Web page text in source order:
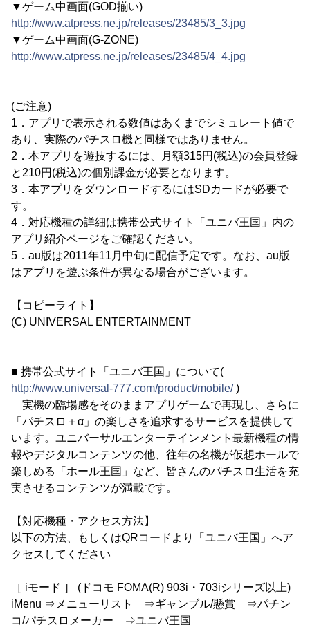
▼ゲーム中画面(GOD揃い)
http://www.atpress.ne.jp/releases/23485/3_3.jpg
▼ゲーム中画面(G-ZONE)
http://www.atpress.ne.jp/releases/23485/4_4.jpg
(ご注意)
1．アプリで表示される数値はあくまでシミュレート値で
あり、実際のパチスロ機と同様ではありません。
2．本アプリを遊技するには、月額315円(税込)の会員登録
と210円(税込)の個別課金が必要となります。
3．本アプリをダウンロードするにはSDカードが必要で
す。
4．対応機種の詳細は携帯公式サイト「ユニバ王国」内の
アプリ紹介ページをご確認ください。
5．au版は2011年11月中旬に配信予定です。なお、au版
はアプリを遊ぶ条件が異なる場合がございます。
【コピーライト】
(C) UNIVERSAL ENTERTAINMENT
■ 携帯公式サイト「ユニバ王国」について(
http://www.universal-777.com/product/mobile/)
実機の臨場感をそのままアプリゲームで再現し、さらに
「パチスロ＋α」の楽しさを追求するサービスを提供して
います。ユニバーサルエンターテインメント最新機種の情
報やデジタルコンテンツの他、往年の名機が仮想ホールで
楽しめる「ホール王国」など、皆さんのパチスロ生活を充
実させるコンテンツが満載です。
【対応機種・アクセス方法】
以下の方法、もしくはQRコードより「ユニバ王国」へア
クセスしてください
［ iモード ］ (ドコモ FOMA(R) 903i・703iシリーズ以上)
iMenu ⇒メニューリスト ⇒ギャンブル/懸賞 ⇒パチン
コ/パチスロメーカー ⇒ユニバ王国